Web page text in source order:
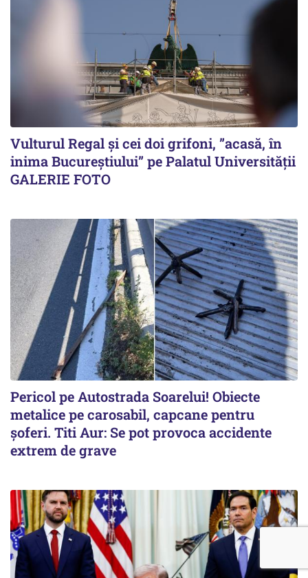
Vulturul Regal și cei doi grifoni, ”acasă, în
inima Bucureștiului” pe Palatul Universității
GALERIE FOTO
Pericol pe Autostrada Soarelui! Obiecte
metalice pe carosabil, capcane pentru
șoferi. Titi Aur: Se pot provoca accidente
extrem de grave